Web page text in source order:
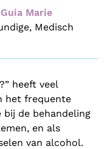
Marie
Medisch
heeft veel
het frequente
bij de behandeling
en als
van alcohol.